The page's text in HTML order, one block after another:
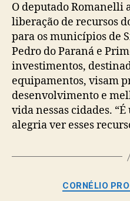
O deputado Romanelli
liberação de recursos
para os municípios de
Pedro do Paraná e
investimentos,
equipamentos, visam
desenvolvimento e
vida nessas cidades.
alegria ver esses
CORNÉLIO